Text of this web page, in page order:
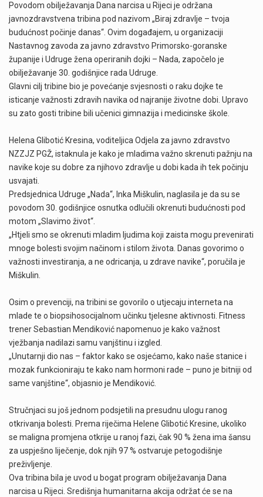
Povodom obilježavanja Dana narcisa u Rijeci je održana
javnozdravstvena tribina pod nazivom „Biraj zdravlje – tvoja
budućnost počinje danas“. Ovim događajem, u organizaciji
Nastavnog zavoda za javno zdravstvo Primorsko-goranske
županije i Udruge žena operiranih dojki – Nada, započelo je
obilježavanje 30. godišnjice rada Udruge.
Glavni cilj tribine bio je povećanje svjesnosti o raku dojke te
isticanje važnosti zdravih navika od najranije životne dobi. Upravo
su zato gosti tribine bili učenici gimnazija i medicinske škole.
Helena Glibotić Kresina, voditeljica Odjela za javno zdravstvo
NZZJZ PGŽ, istaknula je kako je mladima važno skrenuti pažnju na
navike koje su dobre za njihovo zdravlje u dobi kada ih tek počinju
usvajati.
Predsjednica Udruge „Nada“, Inka Miškulin, naglasila je da su se
povodom 30. godišnjice osnutka odlučili okrenuti budućnosti pod
motom „Slavimo život“.
„Htjeli smo se okrenuti mladim ljudima koji zaista mogu prevenirati
mnoge bolesti svojim načinom i stilom života. Danas govorimo o
važnosti investiranja, a ne odricanja, u zdrave navike“, poručila je
Miškulin.
Osim o prevenciji, na tribini se govorilo o utjecaju interneta na
mlade te o biopsihosocijalnom učinku tjelesne aktivnosti. Fitness
trener Sebastian Mendiković napomenuo je kako važnost
vježbanja nadilazi samu vanjštinu i izgled.
„Unutarnji dio nas – faktor kako se osjećamo, kako naše stanice i
mozak funkcioniraju te kako nam hormoni rade – puno je bitniji od
same vanjštine“, objasnio je Mendiković.
Stručnjaci su još jednom podsjetili na presudnu ulogu ranog
otkrivanja bolesti. Prema riječima Helene Glibotić Kresine, ukoliko
se maligna promjena otkrije u ranoj fazi, čak 90 % žena ima šansu
za uspješno liječenje, dok njih 97 % ostvaruje petogodišnje
preživljenje.
Ova tribina bila je uvod u bogat program obilježavanja Dana
narcisa u Rijeci. Središnja humanitarna akcija održat će se na